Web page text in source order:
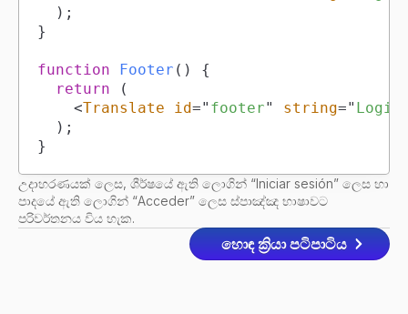
) ;
}
function Footer ( )
{
return
(
<Translate id=" footer" string=" Login
) ;
}
උදාහරණයක් ලෙස, ශීර්ෂයේ ඇති ලොගින් “Iniciar sesión” ලෙස හා
පාදයේ ඇති ලොගින් “Acceder” ලෙස ස්පාඤ්ඤ භාෂාවට
පරිවර්තනය විය හැක.
හොඳ ක්‍රියා පටිපාටිය